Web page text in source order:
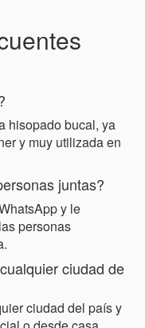
hisopado bucal, ya
y muy utilizada en
juntas?
y le
personas
ciudad de
ciudad del país y